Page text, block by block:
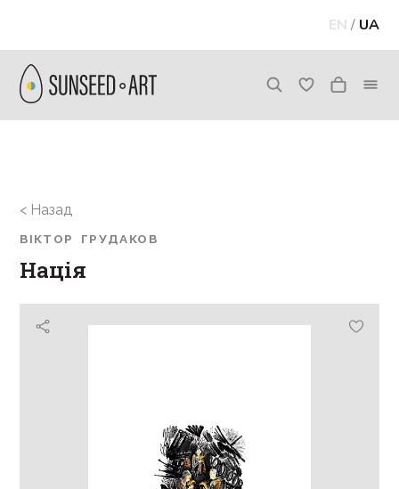
EN / UA
< Назад
ВІКТОР ГРУДАКОВ
Нація